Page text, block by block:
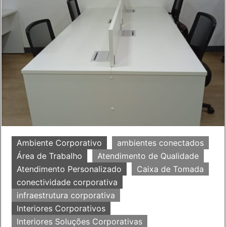
Ambiente Corporativo
ambientes conectados
Área de Trabalho
Atendimento de Qualidade
Atendimento Personalizado
Caixa de Tomada
conectividade corporativa
infraestrutura corporativa
Interiores Corporativos
Interiores Soluções Corporativas